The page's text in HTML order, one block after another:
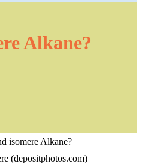
Alkane?
(depositphotos.com)